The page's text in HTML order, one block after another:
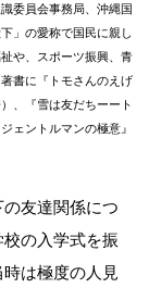
委員会事務局、沖縄国
」の愛称で国民に親し
や、スポーツ振興、青
書に『トモさんのえげ
、『雪は友だちーート
ェントルマンの極意』
友達関係につ
の入学式を振
は極度の人見